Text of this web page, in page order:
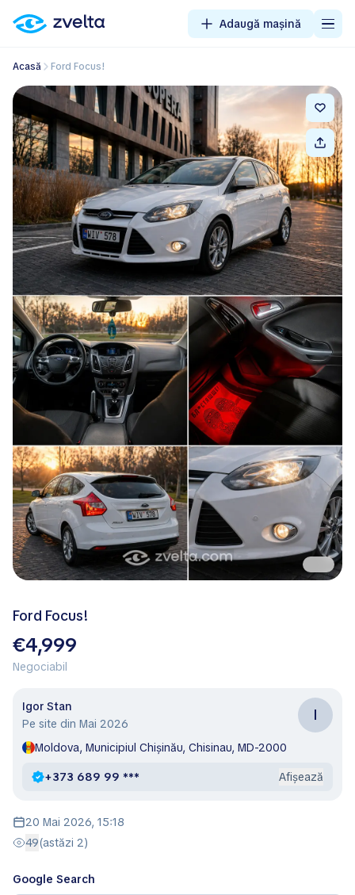
Adaugă mașină
Acasă Ford Focus!
Ford Focus!
€4,999
Negociabil
Igor Stan
Pe site din Mai 2026
I
Moldova, Municipiul Chişinău, Chisinau, MD-2000
+373 689 99 *** Afișează
20 Mai 2026, 15:18
49(astăzi 2)
Google Search